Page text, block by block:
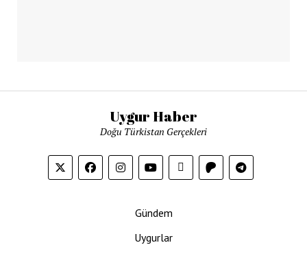
Uygur Haber
Doğu Türkistan Gerçekleri
Gündem
Uygurlar